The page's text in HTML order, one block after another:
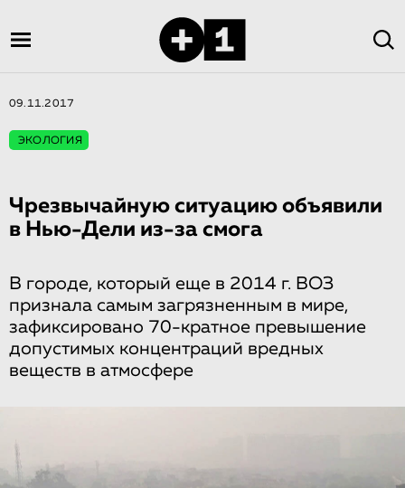
09.11.2017
ЭКОЛОГИЯ
Чрезвычайную ситуацию объявили
в Нью-Дели из-за смога
В городе, который еще в 2014 г. ВОЗ
признала самым загрязненным в мире,
зафиксировано 70-кратное превышение
допустимых концентраций вредных
веществ в атмосфере